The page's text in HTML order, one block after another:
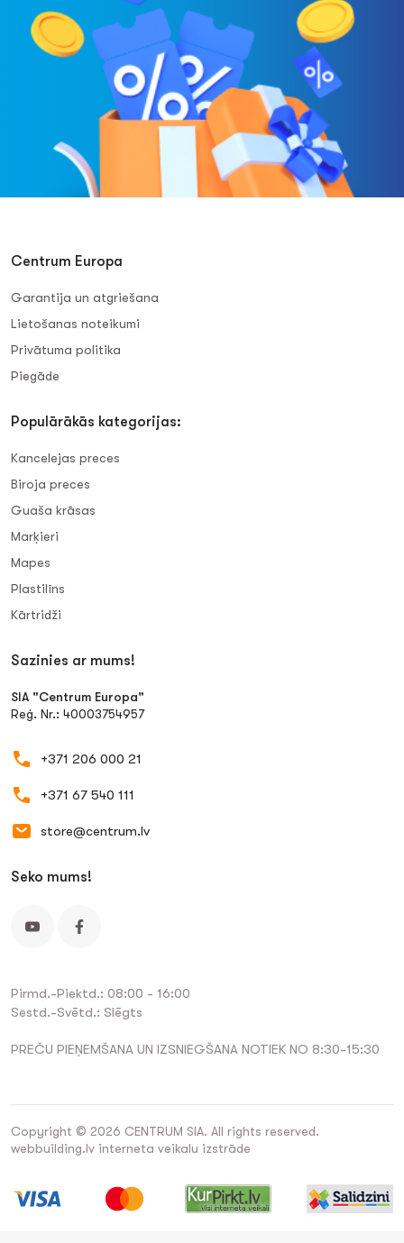
Centrum Europa
Garantija un atgriešana
Lietošanas noteikumi
Privātuma politika
Piegāde
Populārākās kategorijas:
Kancelejas preces
Biroja preces
Guaša krāsas
Marķieri
Mapes
Plastilīns
Kārtridži
Sazinies ar mums!
SIA "Centrum Europa"
Reģ. Nr.: 40003754957
+371 206 000 21
+371 67 540 111
store@centrum.lv
Seko mums!
Pirmd.-Piektd.: 08:00 - 16:00
Sestd.-Svētd.: Slēgts
PREČU PIEŅEMŠANA UN IZSNIEGŠANA NOTIEK NO 8:30-15:30
Copyright © 2026 CENTRUM SIA. All rights reserved.
webbuilding.lv interneta veikalu izstrāde